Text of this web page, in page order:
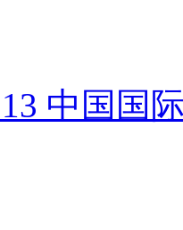
中国国